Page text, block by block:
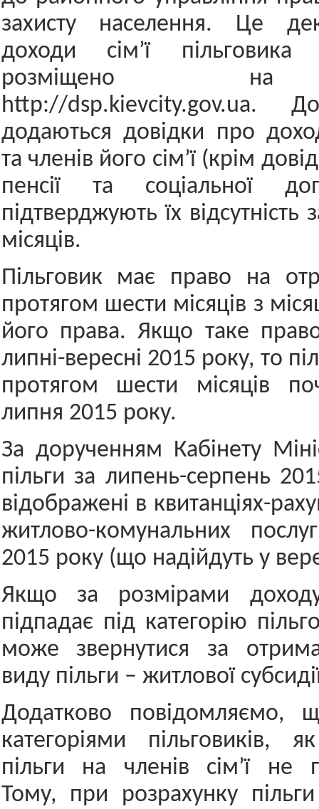
захисту населення. Це
доходи сім’ї
розміщено на
http://dsp.kievcity.gov.ua.
додаються довідки про
та членів його сім’ї (крім
пенсії та соціальної
підтверджують їх відсутність
місяців.
Пільговик має право на
протягом шести місяців з
його права. Якщо таке
липні-вересні 2015 року, то
протягом шести місяців
липня 2015 року.
За дорученням Кабінету
пільги за липень-серпень
відображені в квитанціях-
житлово-комунальних
2015 року (що надійдуть у
Якщо за розмірами
підпадає під категорію
може звернутися за
виду пільги – житлової
Додатково повідомляємо,
категоріями пільговиків,
пільги на членів сім’ї не
Тому, при розрахунку